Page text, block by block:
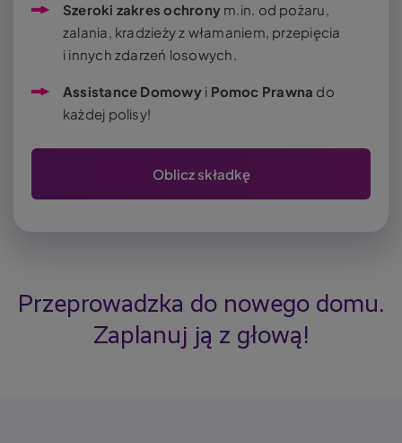
Szeroki zakres ochronym.in. od pożaru,
zalania, kradzieży z włamaniem, przepięcia
i innych zdarzeń losowych.
Assistance Domowyi Pomoc Prawna do
każdej polisy!
Oblicz składkę
Przeprowadzka do nowego domu.
Zaplanuj ją z głową!